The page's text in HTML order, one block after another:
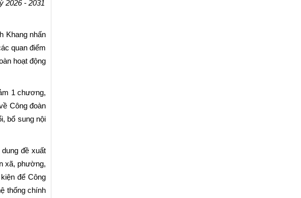
2026 - 2031
Khang nhấn
quan điểm
hoạt động
1 chương,
Công đoàn
bổ sung nội
đề xuất
xã, phường,
để Công
thống chính